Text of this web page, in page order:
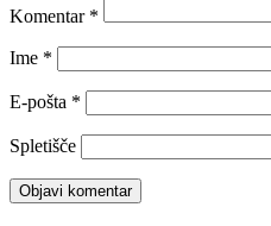
Komentar *
Ime *
E-pošta *
Spletišče